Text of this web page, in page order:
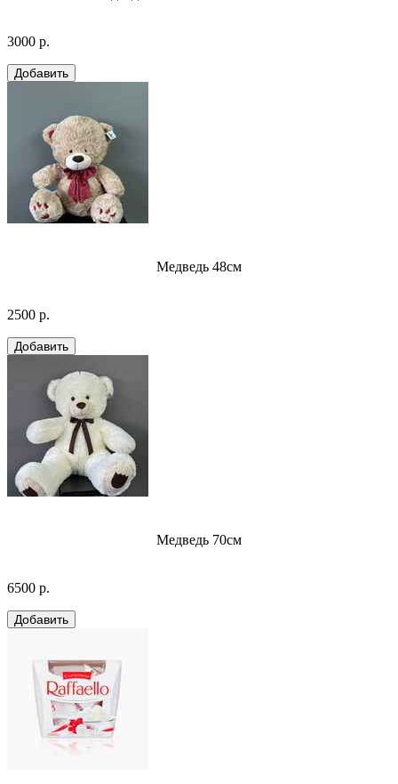
3000 р.
Медведь 48см
2500 р.
Медведь 70см
6500 р.